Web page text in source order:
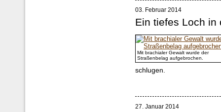
03. Februar 2014
Ein tiefes Loch in
Mit brachialer Gewalt wurde der
Straßenbelag aufgebrochen.
schlugen.
27. Januar 2014